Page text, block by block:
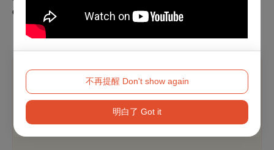
不再提醒 Don't show again
明白了 Got it
detail.
溫馨提醒
購票如有任何問題，請洽國家電影及視聽文化中
心(02)8522-8000 #3312~3313